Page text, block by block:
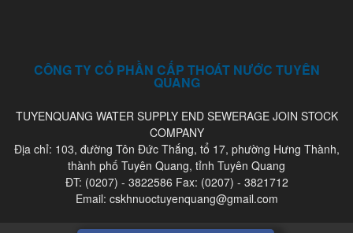
CÔNG TY CỔ PHẦN CẤP THOÁT NƯỚC TUYÊN
QUANG
TUYENQUANG WATER SUPPLY END SEWERAGE JOIN STOCK
COMPANY
Địa chỉ: 103, đường Tôn Đức Thắng, tổ 17, phường Hưng Thành,
thành phố Tuyên Quang, tỉnh Tuyên Quang
ĐT: (0207) - 3822586 Fax: (0207) - 3821712
Email: cskhnuoctuyenquang@gmail.com